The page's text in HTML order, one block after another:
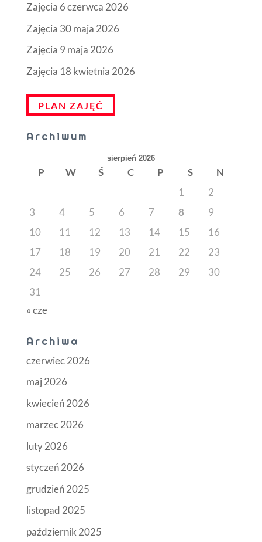
Zajęcia 6 czerwca 2026
Zajęcia 30 maja 2026
Zajęcia 9 maja 2026
Zajęcia 18 kwietnia 2026
PLAN ZAJĘĆ
Archiwum
sierpień 2026
P W Ś C P S
N
1
2
3
4 5 6 7 8
9
10
11 12 13 14 15
16
17
18 19 20 21 22
23
24
25 26 27 28 29
30
31
« cze
Archiwa
czerwiec 2026
maj 2026
kwiecień 2026
marzec 2026
luty 2026
styczeń 2026
grudzień 2025
listopad 2025
październik 2025